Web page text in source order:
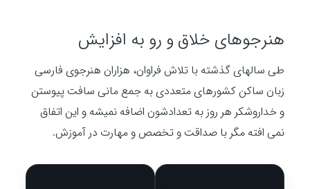
هنرجوهای خلاق و رو به افزایش
طی سالهای گذشته با تلاش فراوان، هزاران هنرجوی فارسی
زبان ساکن کشورهای متعددی به جمع مانی سافت پیوستن
و خداروشکر هر روز به تعدادشون اضافه نمیشه و این اتفاق
نمی افته مگر با صداقت و تخصص و مهارت در آموزش.